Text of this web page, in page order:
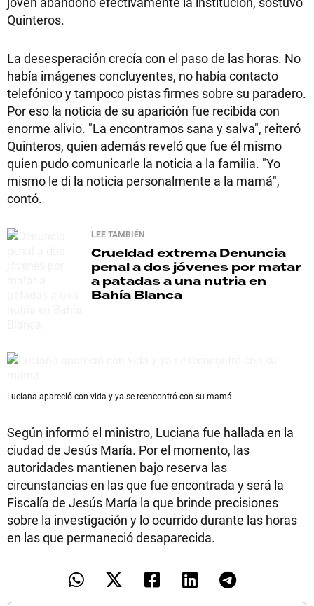
Quinteros.
La desesperación crecía con el paso de las horas. No
había imágenes concluyentes, no había contacto
telefónico y tampoco pistas firmes sobre su paradero.
Por eso la noticia de su aparición fue recibida con
enorme alivio. "La encontramos sana y salva", reiteró
Quinteros, quien además reveló que fue él mismo
quien pudo comunicarle la noticia a la familia. "Yo
mismo le di la noticia personalmente a la mamá",
contó.
LEE TAMBIÉN
Crueldad extrema Denuncia
penal a dos jóvenes por matar
a patadas a una nutria en
Bahía Blanca
Luciana apareció con vida y ya se reencontró con su mamá.
Según informó el ministro, Luciana fue hallada en la
ciudad de Jesús María. Por el momento, las
autoridades mantienen bajo reserva las
circunstancias en las que fue encontrada y será la
Fiscalía de Jesús María la que brinde precisiones
sobre la investigación y lo ocurrido durante las horas
en las que permaneció desaparecida.